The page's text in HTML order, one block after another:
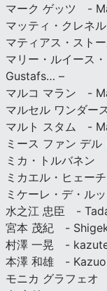
マーク ゲッツ -
マッティ・クレネ
マティアス・スト
マリー・ルイース
Gustafs… –
マルコ マラン -
マルセル ワンダ
マルト スタム -
ミース ファン デ
ミカ・トルバネ
ミカエル・ヒェー
ミケーレ・デ・
水之江 忠臣 -
宮本 茂紀 -
村澤 一晃 -
本澤 和雄 -
モニカ グラフェ